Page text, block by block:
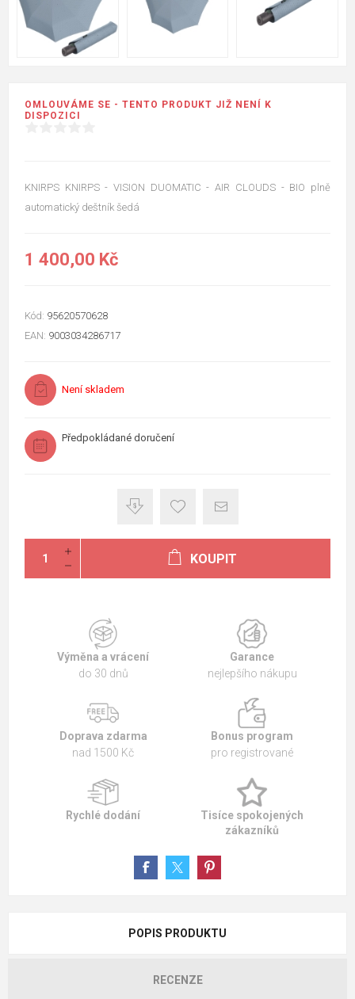
OMLOUVÁME SE - TENTO PRODUKT JIŽ NENÍ K
DISPOZICI
KNIRPS KNIRPS - VISION DUOMATIC - AIR CLOUDS - BIO plně
automatický deštník šedá
1 400,00 Kč
Kód: 95620570628
EAN: 9003034286717
Není skladem
Předpokládané doručení
KOUPIT
Výměna a vrácení
do 30 dnů
Garance
nejlepšího nákupu
Doprava zdarma
nad 1500 Kč
Bonus program
pro registrované
Rychlé dodání
Tisíce spokojených
zákazníků
POPIS PRODUKTU
RECENZE